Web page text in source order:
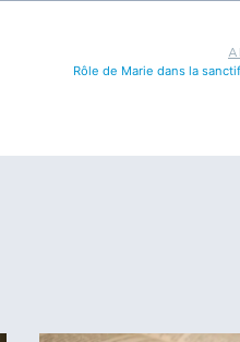
Rôle de Marie dans la